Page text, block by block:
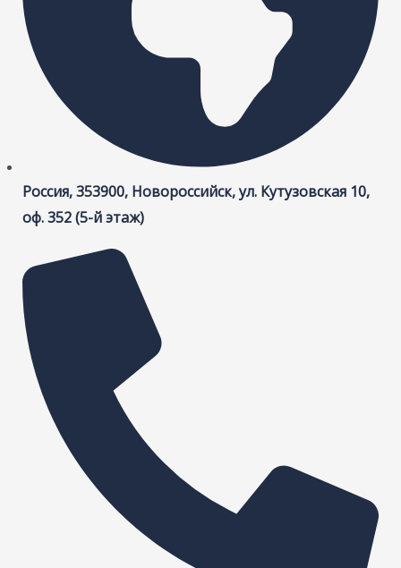
Россия, 353900, Новороссийск, ул. Кутузовская 10,
оф. 352 (5-й этаж)